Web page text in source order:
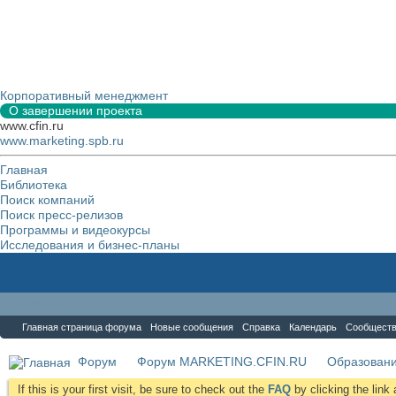
Корпоративный менеджмент
О завершении проекта
www.cfin.ru
www.marketing.spb.ru
Главная
Библиотека
Поиск компаний
Поиск пресс-релизов
Программы и видеокурсы
Исследования и бизнес-планы
Главная страница форума Новые сообщения Справка Календарь
Форум Форум MARKETING.CFIN.RU
If this is your first visit, be sure to check out the FAQ by clicking the link